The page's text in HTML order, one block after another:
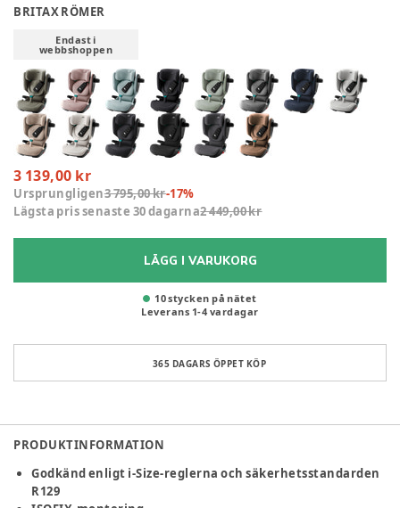
BRITAX RÖMER
Endast i
webbshoppen
3 139,00 kr
Ursprungligen3 795,00 kr-17%
Lägsta pris senaste 30 dagarna2 449,00 kr
LÄGG I VARUKORG
10 stycken på nätet
Leverans 1-4 vardagar
365 DAGARS ÖPPET KÖP
PRODUKTINFORMATION
Godkänd enligt i-Size-reglerna och säkerhetsstandarden
R129